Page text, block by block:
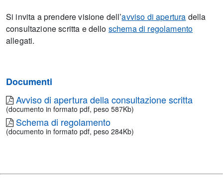
Si invita a prendere visione dell’avviso di apertura della
consultazione scritta e dello schema di regolamento
allegati.
Documenti
Avviso di apertura della consultazione scritta
(documento in formato pdf, peso 587Kb)
Schema di regolamento
(documento in formato pdf, peso 284Kb)